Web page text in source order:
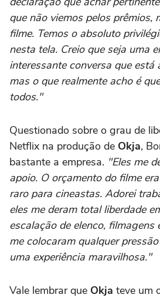
que não viemos pelos prêmios,
filme. Temos o absoluto
nesta tela. Creio que seja uma
interessante conversa que está
mas o que realmente acho é
todos."
Questionado sobre o grau de
Netflix na produção de Okja,
bastante a empresa. "Eles me
apoio. O orçamento do filme
raro para cineastas. Adorei
eles me deram total liberdade
escalação de elenco, filmagens
me colocaram qualquer
uma experiência maravilhosa."
Vale lembrar que Okja teve um